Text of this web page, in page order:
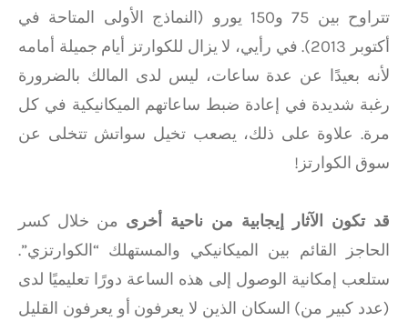
تتراوح بين 75 و150 يورو (النماذج الأولى المتاحة في
أكتوبر 2013). في رأيي، لا يزال للكوارتز أيام جميلة أمامه
لأنه بعيدًا عن عدة ساعات، ليس لدى المالك بالضرورة
رغبة شديدة في إعادة ضبط ساعاتهم الميكانيكية في كل
مرة. علاوة على ذلك، يصعب تخيل سواتش تتخلى عن
سوق الكوارتز!
قد تكون الآثار إيجابية من ناحية أخرى من خلال كسر
الحاجز القائم بين الميكانيكي والمستهلك “الكوارتزي”.
ستلعب إمكانية الوصول إلى هذه الساعة دورًا تعليميًا لدى
(عدد كبير من) السكان الذين لا يعرفون أو يعرفون القليل